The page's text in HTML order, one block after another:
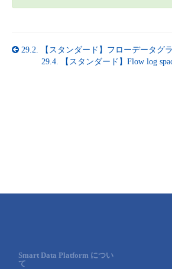
29.2.
【スタンダード】フローデータグ
29.4.
【スタンダード】Flow log
Smart Data Platform につい
て